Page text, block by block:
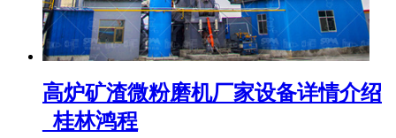
高炉矿渣微粉磨机厂家设备详情介绍
_桂林鸿程